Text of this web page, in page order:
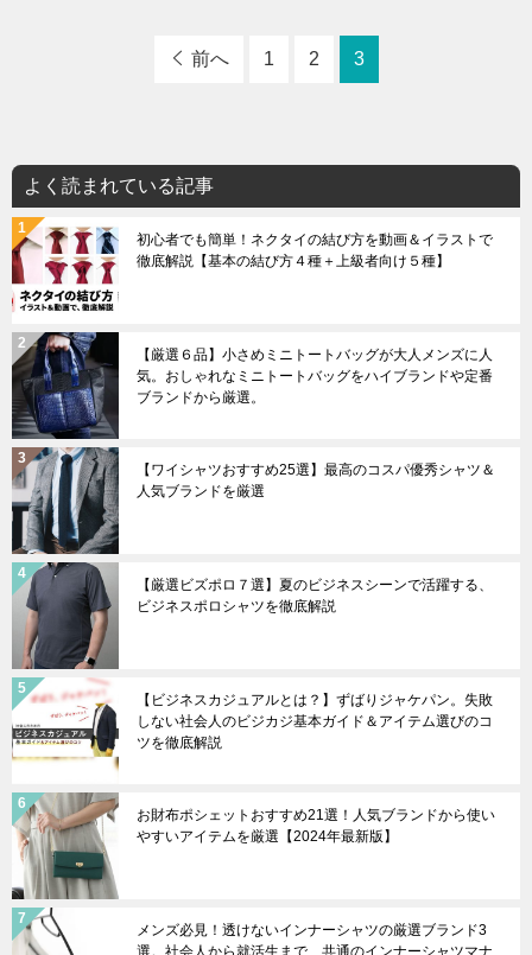
前へ 1 2 3
よく読まれている記事
初心者でも簡単！ネクタイの結び方を動画＆イラストで
徹底解説【基本の結び方４種＋上級者向け５種】
【厳選６品】小さめミニトートバッグが大人メンズに人
気。おしゃれなミニトートバッグをハイブランドや定番
ブランドから厳選。
【ワイシャツおすすめ25選】最高のコスパ優秀シャツ＆
人気ブランドを厳選
【厳選ビズポロ７選】夏のビジネスシーンで活躍する、
ビジネスポロシャツを徹底解説
【ビジネスカジュアルとは？】ずばりジャケパン。失敗
しない社会人のビジカジ基本ガイド＆アイテム選びのコ
ツを徹底解説
お財布ポシェットおすすめ21選！人気ブランドから使い
やすいアイテムを厳選【2024年最新版】
メンズ必見！透けないインナーシャツの厳選ブランド3
選。社会人から就活生まで、共通のインナーシャツマナ